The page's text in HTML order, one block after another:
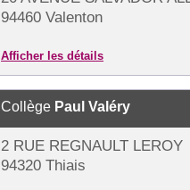
94460 Valenton
Afficher les détails
Collège Paul Valéry
2 RUE REGNAULT LEROY
94320 Thiais